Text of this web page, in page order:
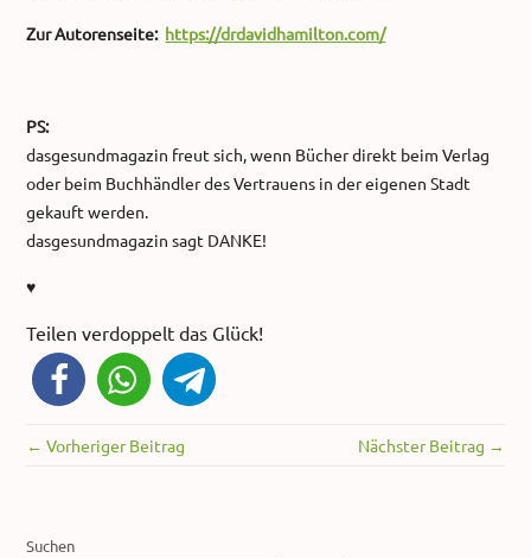
Zur Autorenseite: https://drdavidhamilton.com/
PS:
dasgesundmagazin freut sich, wenn Bücher direkt beim Verlag
oder beim Buchhändler des Vertrauens in der eigenen Stadt
gekauft werden.
dasgesundmagazin sagt DANKE!
♥
Teilen verdoppelt das Glück!
← Vorheriger Beitrag Nächster Beitrag →
Suchen